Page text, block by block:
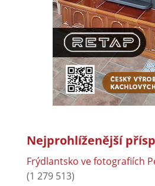
Nejprohlíženější
Frýdlantsko ve fotografiích
(1 279 513)